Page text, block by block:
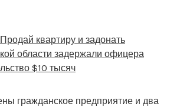
квартиру и задонать
области задержали офицера
$10 тысяч
гражданское предприятие и два